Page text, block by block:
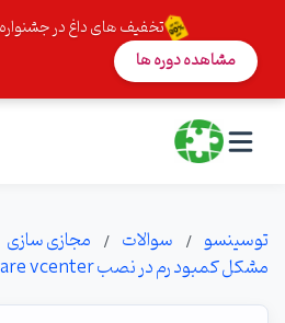
تخفیف های داغ در جشنواره
مشاهده دوره ها
توسینسو سوالات
مجازی سازی
مشکل کمبود رم در نصب vmware vcenter